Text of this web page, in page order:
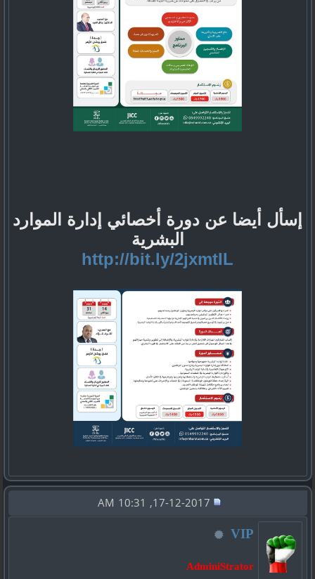
إسأل أيضا عن دورة أخصائي إدارة الموارد
البشرية
http://bit.ly/2jxmtIL
VIP
AdminiStrator